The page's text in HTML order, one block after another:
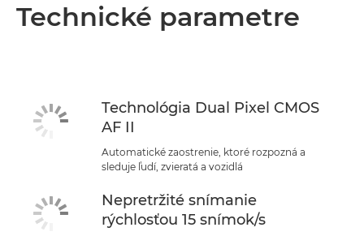
Technické parametre
Technológia Dual Pixel CMOS
AF II
Automatické zaostrenie, ktoré rozpozná a
sleduje ľudí, zvieratá a vozidlá
Nepretržité snímanie
rýchlosťou 15 snímok/s